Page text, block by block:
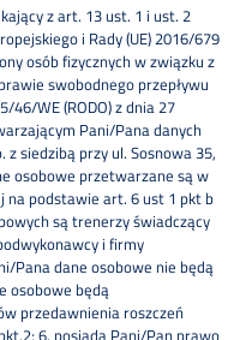
z art. 13 ust. 1 i ust. 2
i Rady (UE) 2016/679
osób fizycznych w związku z
swobodnego przepływu
WE (RODO) z dnia 27
Pani/Pana danych
siedzibą przy ul. Sosnowa 35,
osobowe przetwarzane są w
na podstawie art. 6 ust 1 pkt b
są trenerzy świadczący
i firmy
Pana dane osobowe nie będą
osobowe będą
przedawnienia roszczeń